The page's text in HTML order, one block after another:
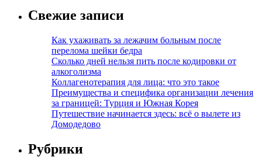
Свежие записи
Как ухаживать за лежачим больным после
перелома шейки бедра
Сколько дней нельзя пить после кодировки от
алкоголизма
Коллагенотерапия для лица: что это такое
Преимущества и специфика организации лечения
за границей: Турция и Южная Корея
Путешествие начинается здесь: всё о вылете из
Домодедово
Рубрики